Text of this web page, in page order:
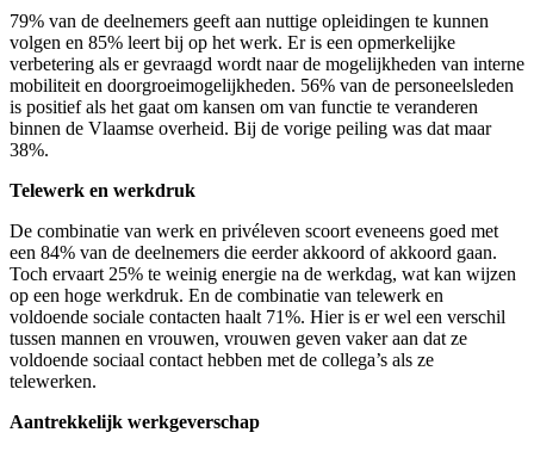
79% van de deelnemers geeft aan nuttige opleidingen te kunnen
volgen en 85% leert bij op het werk. Er is een opmerkelijke
verbetering als er gevraagd wordt naar de mogelijkheden van interne
mobiliteit en doorgroeimogelijkheden. 56% van de personeelsleden
is positief als het gaat om kansen om van functie te veranderen
binnen de Vlaamse overheid. Bij de vorige peiling was dat maar
38%.
Telewerk en werkdruk
De combinatie van werk en privéleven scoort eveneens goed met
een 84% van de deelnemers die eerder akkoord of akkoord gaan.
Toch ervaart 25% te weinig energie na de werkdag, wat kan wijzen
op een hoge werkdruk. En de combinatie van telewerk en
voldoende sociale contacten haalt 71%. Hier is er wel een verschil
tussen mannen en vrouwen, vrouwen geven vaker aan dat ze
voldoende sociaal contact hebben met de collega’s als ze
telewerken.
Aantrekkelijk werkgeverschap